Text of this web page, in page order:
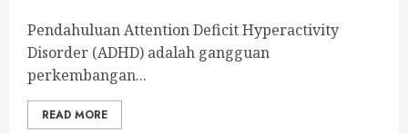
Pendahuluan Attention Deficit Hyperactivity
Disorder (ADHD) adalah gangguan
perkembangan...
READ MORE